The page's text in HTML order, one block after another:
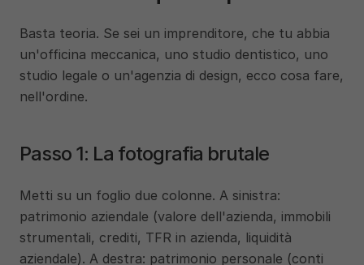
Basta teoria. Se sei un imprenditore, che tu abbia
un'officina meccanica, uno studio dentistico, uno
studio legale o un'agenzia di design, ecco cosa fare,
nell'ordine.
Passo 1: La fotografia brutale
Metti su un foglio due colonne. A sinistra:
patrimonio aziendale (valore dell'azienda, immobili
strumentali, crediti, TFR in azienda, liquidità
aziendale). A destra: patrimonio personale (conti